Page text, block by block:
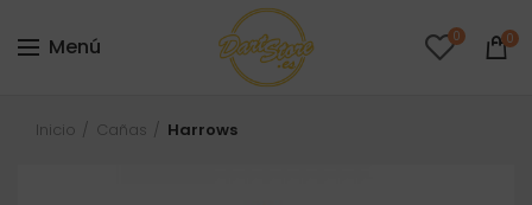
Menú 0 0
Inicio Cañas Harrows